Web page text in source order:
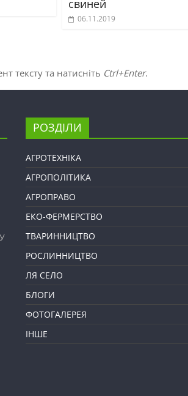
свиней
06.11.2019
тексту та натисніть Ctrl+Enter.
РОЗДІЛИ
АГРОТЕХНІКА
АГРОПОЛІТИКА
АГРОПРАВО
ЕКО-ФЕРМЕРСТВО
ТВАРИННИЦТВО
РОСЛИННИЦТВО
ЛЯ СЕЛО
БЛОГИ
ФОТОГАЛЕРЕЯ
ІНШЕ